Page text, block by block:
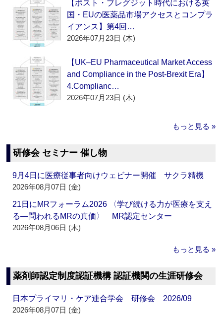
【ポスト・ブレグジット時代における英
国・EUの医薬品市場アクセスとコンプラ
イアンス】第4回…
2026年07月23日 (木)
【UK–EU Pharmaceutical Market Access
and Compliance in the Post-Brexit Era】
4.Complianc…
2026年07月23日 (木)
もっと見る »
研修会 セミナー 催し物
9月4日に医療従事者向けウェビナー開催 サクラ精機
2026年08月07日 (金)
21日にMRフォーラム2026 〈学び続ける力が医療を支え
る―問われるMRの真価〉 MR認定センター
2026年08月06日 (木)
もっと見る »
薬剤師認定制度認証機構 認証機関の生涯研修会
日本プライマリ・ケア連合学会 研修会 2026/09
2026年08月07日 (金)